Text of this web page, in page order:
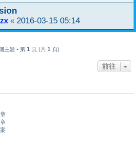
« 2016-03-15 05:14
主題 • 第 1 頁 (共 1 頁)
前往